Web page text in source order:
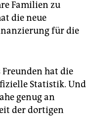
Familien zu
die neue
für die
hat die
Statistik. Und
genug an
der dortigen